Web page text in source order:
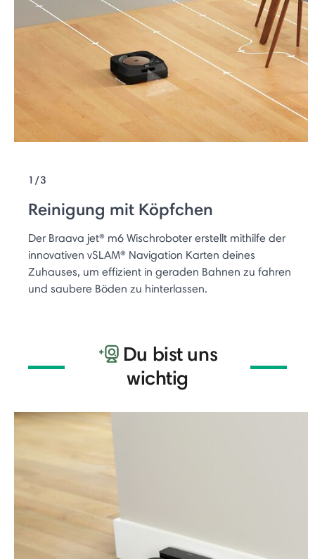
1/3
Reinigung mit Köpfchen
Der Braava jet® m6 Wischroboter erstellt mithilfe der
innovativen vSLAM® Navigation Karten deines
Zuhauses, um effizient in geraden Bahnen zu fahren
und saubere Böden zu hinterlassen.
Du bist uns
wichtig